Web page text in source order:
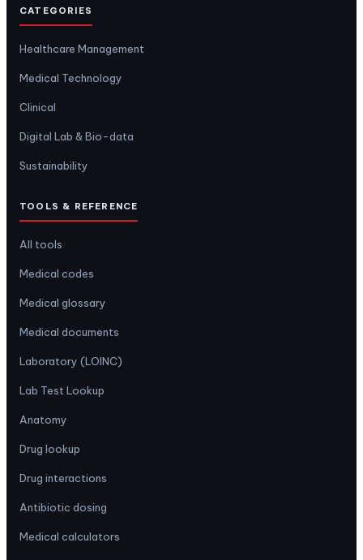
CATEGORIES
Healthcare Management
Medical Technology
Clinical
Digital Lab & Bio-data
Sustainability
TOOLS & REFERENCE
All tools
Medical codes
Medical glossary
Medical documents
Laboratory (LOINC)
Lab Test Lookup
Anatomy
Drug lookup
Drug interactions
Antibiotic dosing
Medical calculators